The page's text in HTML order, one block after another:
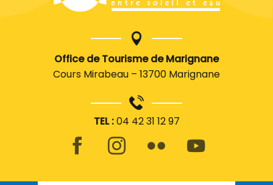
Office de Tourisme de Marignane
Cours Mirabeau – 13700 Marignane
TEL :04 42 31 12 97